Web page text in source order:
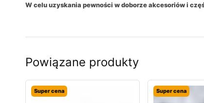
W celu uzyskania pewności w doborze akcesoriów i
Powiązane produkty
Super cena Super cena